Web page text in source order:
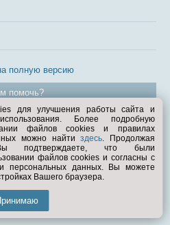
полную версию
помочь?
1998—2026
для улучшения работы сайта и
Более подробную
файлов cookies и правилах
можно найтиздесь. Продолжая
подтверждаете, что были
файлов cookies и согласны с
персональных данных. Вы можете
Вашего браузера.